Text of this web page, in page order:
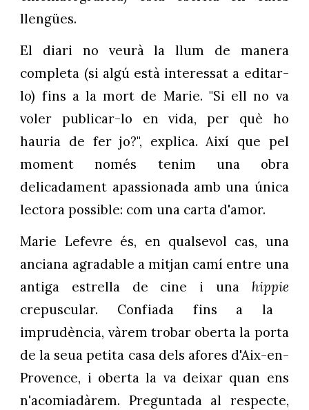
llengües.
El diari no veurà la llum de manera
completa (si algú està interessat a editar-
lo) fins a la mort de Marie. "Si ell no va
voler publicar-lo en vida, per què ho
hauria de fer jo?", explica. Així que pel
moment només tenim una obra
delicadament apassionada amb una única
lectora possible: com una carta d'amor.
Marie Lefevre és, en qualsevol cas, una
anciana agradable a mitjan camí entre una
antiga estrella de cine i una hippie
crepuscular. Confiada fins a la
imprudència, vàrem trobar oberta la porta
de la seua petita casa dels afores d'Aix-en-
Provence, i oberta la va deixar quan ens
n'acomiadàrem. Preguntada al respecte,